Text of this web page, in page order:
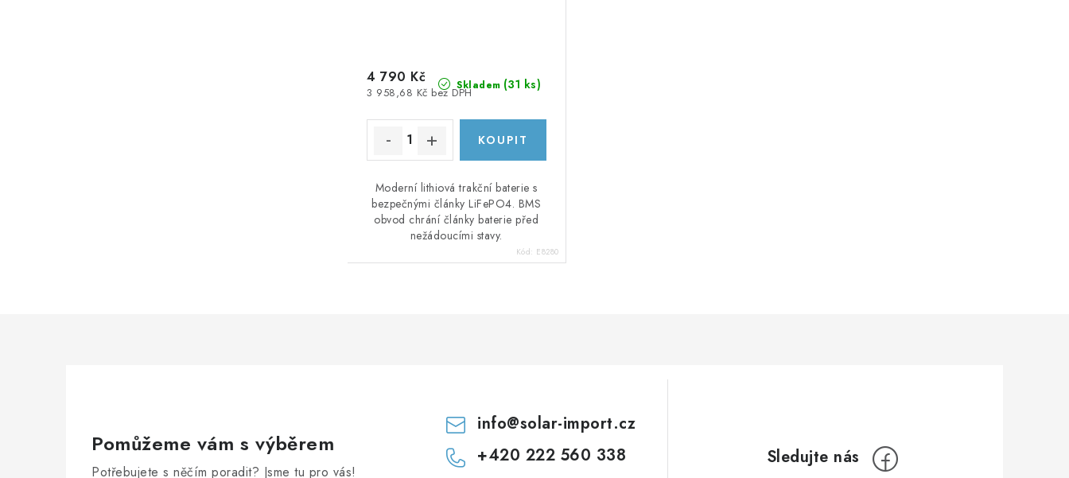
Skladem (31 ks)
3 958,68 Kč bez DPH
4 790 Kč
Moderní lithiová trakční baterie s
bezpečnými články LiFePO4. BMS
obvod chrání články baterie před
nežádoucími stavy.
Kód: E8280
Pomůžeme vám s výběrem
Potřebujete s něčím poradit? Jsme tu pro vás!
info@solar-import.cz
+420 222 560 338